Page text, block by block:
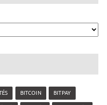
BITCOIN BITPAY